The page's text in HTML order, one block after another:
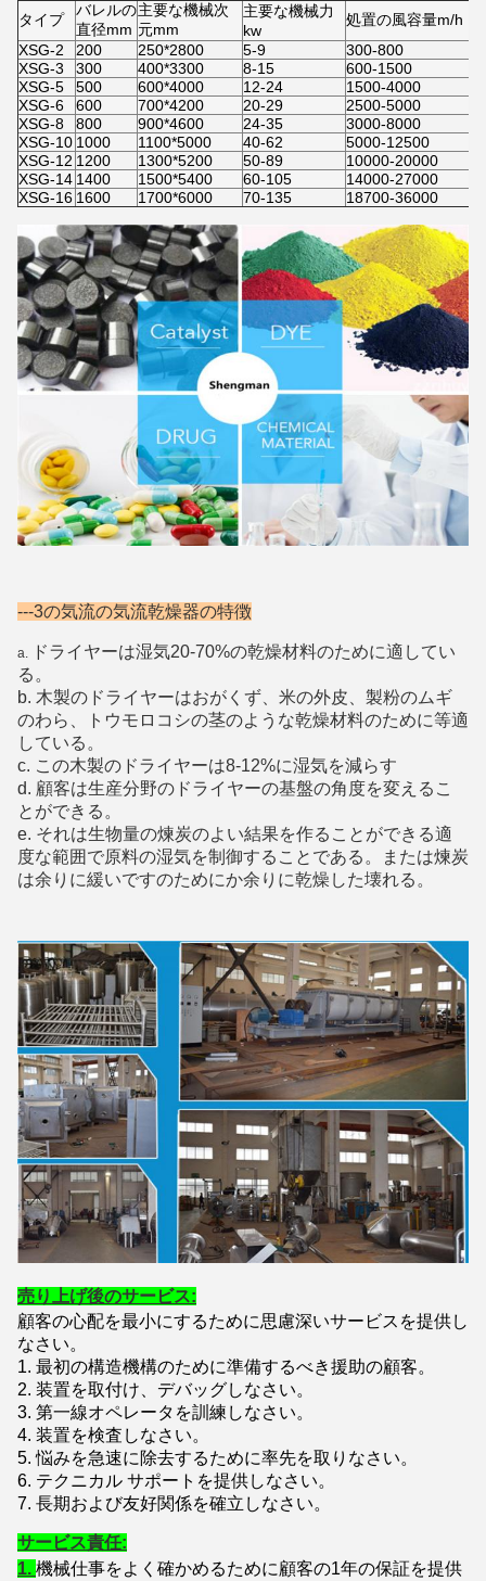
タイプ
バレルの
直径mm
主要な機械次
元mm
主要な機械力
kw
処置の風容量m/h
XSG-2
200 250*2800 5-9
300-800
XSG-3
300 400*3300 8-15
600-1500
XSG-5
500 600*4000 12-24
1500-4000
XSG-6
600 700*4200 20-29
2500-5000
XSG-8
800 900*4600 24-35
3000-8000
XSG-10 1000 1100*5000 40-62
5000-12500
XSG-12 1200 1300*5200 50-89
10000-20000
XSG-14 1400 1500*5400 60-105
14000-27000
XSG-16 1600 1700*6000 70-135 18700-36000
---3の気流の気流乾燥器の特徴
a. ドライヤーは湿気20-70%の乾燥材料のために適してい
る。
b. 木製のドライヤーはおがくず、米の外皮、製粉のムギ
のわら、トウモロコシの茎のような乾燥材料のために等適
している。
c. この木製のドライヤーは8-12%に湿気を減らす
d. 顧客は生産分野のドライヤーの基盤の角度を変えるこ
とができる。
e. それは生物量の煉炭のよい結果を作ることができる適
度な範囲で原料の湿気を制御することである。または煉炭
は余りに緩いですのためにか余りに乾燥した壊れる。
売り上げ後のサービス:
顧客の心配を最小にするために思慮深いサービスを提供し
なさい。
1. 最初の構造機構のために準備するべき援助の顧客。
2. 装置を取付け、デバッグしなさい。
3. 第一線オペレータを訓練しなさい。
4. 装置を検査しなさい。
5. 悩みを急速に除去するために率先を取りなさい。
6. テクニカル サポートを提供しなさい。
7. 長期および友好関係を確立しなさい。
サービス責任:
1. 機械仕事をよく確かめるために顧客の1年の保証を提供